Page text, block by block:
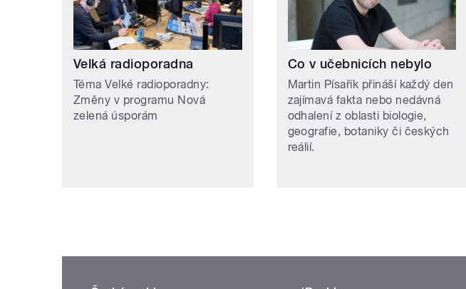
Velká radioporadna
Téma Velké radioporadny:
Změny v programu Nová
zelená úsporám
Co v učebnicích nebylo
Martin Písařík přináší každý den
zajímavá fakta nebo nedávná
odhalení z oblasti biologie,
geografie, botaniky či českých
reálií.